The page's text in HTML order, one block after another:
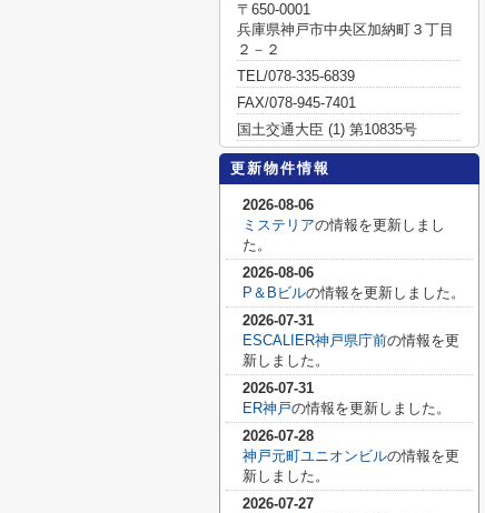
〒650-0001
兵庫県神戸市中央区加納町３丁目
２－２
TEL/078-335-6839
FAX/078-945-7401
国土交通大臣 (1) 第10835号
更新物件情報
2026-08-06
ミステリアの情報を更新しまし
た。
2026-08-06
P＆Bビルの情報を更新しました。
2026-07-31
ESCALIER神戸県庁前の情報を更
新しました。
2026-07-31
ER神戸の情報を更新しました。
2026-07-28
神戸元町ユニオンビルの情報を更
新しました。
2026-07-27